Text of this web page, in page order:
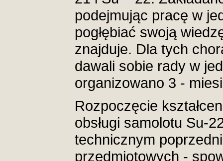
podejmując pracę w
pogłębiać swoją
znajduje. Dla tych
dawali sobie rady w
organizowano 3 -
Rozpoczęcie
obsługi samolotu Su-
technicznym
przedmiotowych -